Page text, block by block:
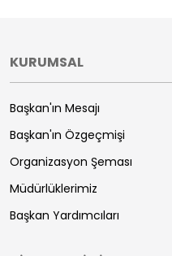
KURUMSAL
Başkan'ın Mesajı
Başkan'ın Özgeçmişi
Organizasyon Şeması
Müdürlüklerimiz